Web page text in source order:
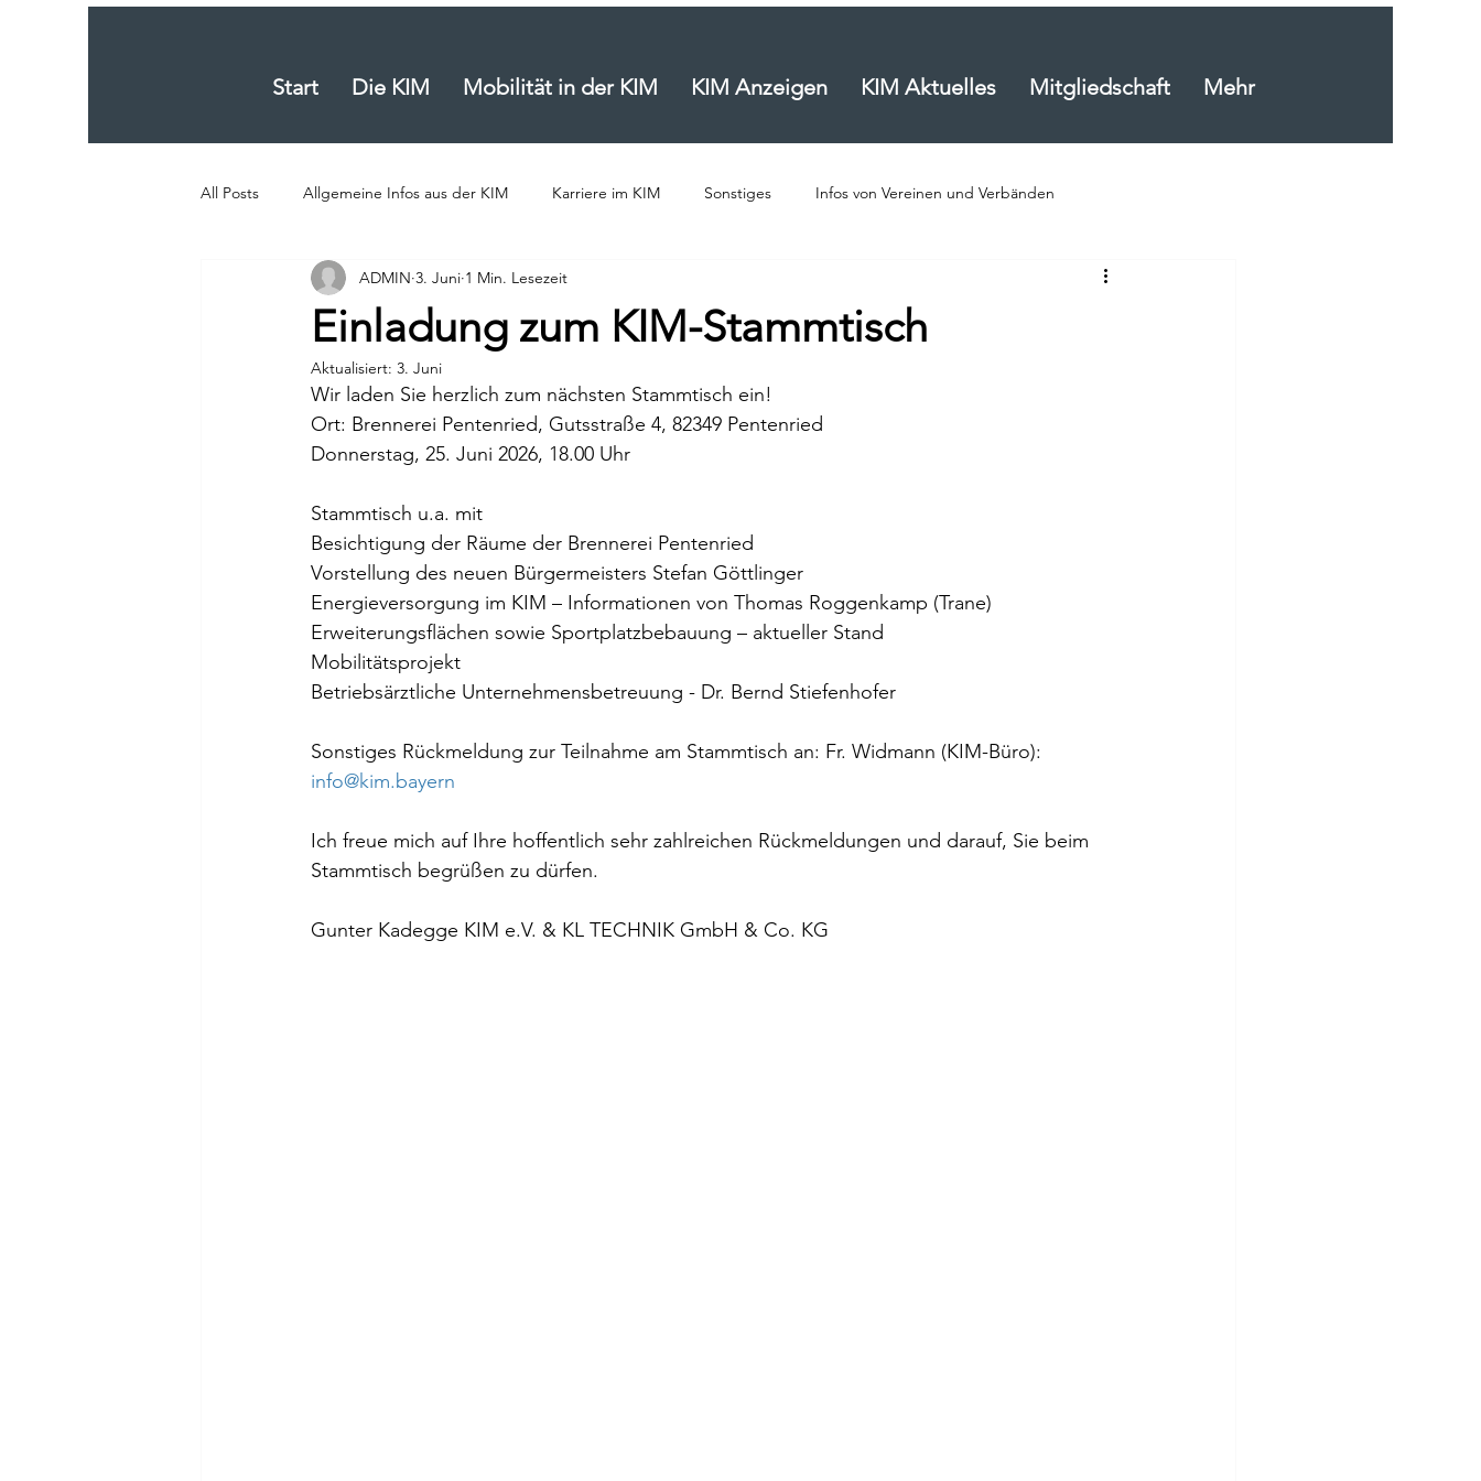
Start Die KIM Mobilität in der KIM KIM Anzeigen KIM Aktuelles Mitgliedschaft Mehr
All Posts Allgemeine Infos aus der KIM Karriere im KIM Sonstiges Infos von Vereinen und Verbänden
Infos von Firmen im KIM Mobilität
Einladung zum KIM-Stammtisch
ADMIN 3. Juni 1 Min. Lesezeit
Aktualisiert: 3. Juni
Wir laden Sie herzlich zum nächsten Stammtisch ein!
Ort: Brennerei Pentenried, Gutsstraße 4, 82349 Pentenried
Donnerstag, 25. Juni 2026, 18.00 Uhr
Stammtisch u.a. mit
Besichtigung der Räume der Brennerei Pentenried
Vorstellung des neuen Bürgermeisters Stefan Göttlinger
Energieversorgung im KIM – Informationen von Thomas Roggenkamp (Trane)
Erweiterungsflächen sowie Sportplatzbebauung – aktueller Stand
Mobilitätsprojekt
Betriebsärztliche Unternehmensbetreuung - Dr. Bernd Stiefenhofer
Sonstiges Rückmeldung zur Teilnahme am Stammtisch an: Fr. Widmann (KIM-Büro):
info@kim.bayern
Ich freue mich auf Ihre hoffentlich sehr zahlreichen Rückmeldungen und darauf, Sie beim
Stammtisch begrüßen zu dürfen.
Gunter Kadegge KIM e.V. & KL TECHNIK GmbH & Co. KG